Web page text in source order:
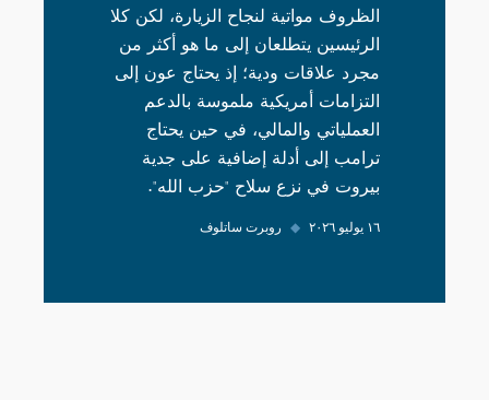
الظروف مواتية لنجاح الزيارة، لكن كلا
الرئيسين يتطلعان إلى ما هو أكثر من
مجرد علاقات ودية؛ إذ يحتاج عون إلى
التزامات أمريكية ملموسة بالدعم
العملياتي والمالي، في حين يحتاج
ترامب إلى أدلة إضافية على جدية
بيروت في نزع سلاح "حزب الله".
١٦ يوليو ٢٠٢٦ ◆ روبرت ساتلوف